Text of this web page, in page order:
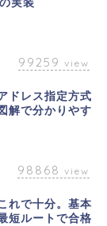
実装
99259 view
ドレス指定方式
解で分かりやす
98868 view
れで十分。基本
短ルートで合格